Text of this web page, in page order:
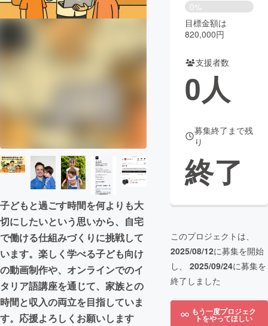
ビジネス・起業 チャレンジ
まちづくり・地域活性化
CAMPFIRE Creation
コミュニティ
子どもと過ごす時間を何よりも大
切にしたいという思いから、自宅
で働ける仕組みづくりに挑戦して
います。楽しく学べる子ども向け
の動画制作や、オンラインでのイ
タリア語講座を通じて、家族との
時間と収入の両立を目指していま
す。応援よろしくお願いします
0%
目標金額は
820,000円
支援者数
0人
募集終了まで残
り
終了
このプロジェクトは、
2025/08/12に募集を開始
し、 2025/09/24に募集を
終了しました
もう一度プロジェク
トをやってほしい